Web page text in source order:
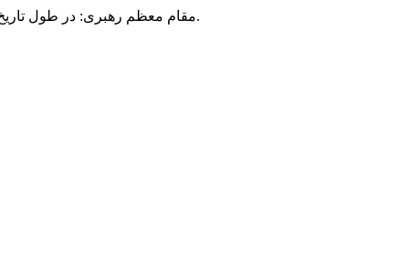
مقام معظم رهبری: در طول تاریخ، رنگ های گوناگون بر سیاست این کشور پهناور سایه افکند؛ اما رنگ ثابت مردم گیلان، رنگ ایمان بود.